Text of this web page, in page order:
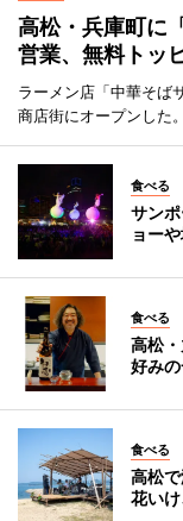
高松・兵庫町に
営業、無料トッ
ラーメン店「中華そば
商店街にオープンした。
食べる
サン
ョー
食べる
高松
好み
食べる
高松
花い